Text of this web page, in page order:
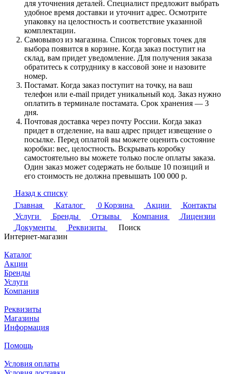
для уточнения деталей. Специалист предложит выбрать
удобное время доставки и уточнит адрес. Осмотрите
упаковку на целостность и соответствие указанной
комплектации.
Самовывоз из магазина. Список торговых точек для
выбора появится в корзине. Когда заказ поступит на
склад, вам придет уведомление. Для получения заказа
обратитесь к сотруднику в кассовой зоне и назовите
номер.
Постамат. Когда заказ поступит на точку, на ваш
телефон или e-mail придет уникальный код. Заказ нужно
оплатить в терминале постамата. Срок хранения — 3
дня.
Почтовая доставка через почту России. Когда заказ
придет в отделение, на ваш адрес придет извещение о
посылке. Перед оплатой вы можете оценить состояние
коробки: вес, целостность. Вскрывать коробку
самостоятельно вы можете только после оплаты заказа.
Один заказ может содержать не больше 10 позиций и
его стоимость не должна превышать 100 000 р.
Назад к списку
Главная
Каталог 0 Корзина Акции
Контакты
Услуги
Бренды Отзывы Компания
Лицензии
Документы
Реквизиты
Поиск
Интернет-магазин
Каталог
Акции
Бренды
Услуги
Компания
Реквизиты
Магазины
Информация
Помощь
Условия оплаты